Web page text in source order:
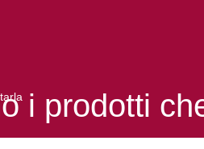
i prodotti